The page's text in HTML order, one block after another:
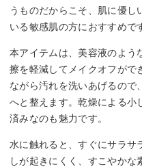
うものだからこそ、肌に優し
いる敏感肌の方におすすめで
本アイテムは、美容液のよう
擦を軽減してメイクオフがで
ながら汚れを洗いあげるので
へと整えます。乾燥による小
済みなのも魅力です。
水に触れると、すぐにサラサ
しが起きにくく、すこやかな